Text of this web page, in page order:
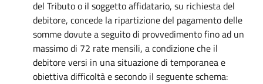
del Tributo o il soggetto affidatario, su richiesta del
debitore, concede la ripartizione del pagamento delle
somme dovute a seguito di provvedimento fino ad un
massimo di 72 rate mensili, a condizione che il
debitore versi in una situazione di temporanea e
obiettiva difficoltà e secondo il seguente schema: